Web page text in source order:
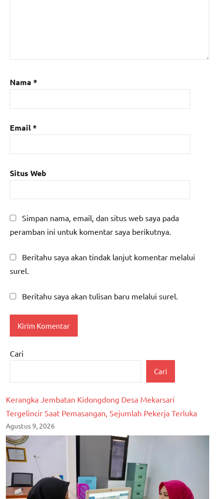
Nama *
Email*
Situs Web
Simpan nama, email, dan situs web saya pada
peramban ini untuk komentar saya berikutnya.
Beritahu saya akan tindak lanjut komentar melalui
surel.
Beritahu saya akan tulisan baru melalui surel.
Cari
Cari
Kerangka Jembatan Kidongdong Desa Mekarsari
Tergelincir Saat Pemasangan, Sejumlah Pekerja Terluka
Agustus 9, 2026